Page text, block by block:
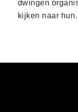
dwingen
kijken naar